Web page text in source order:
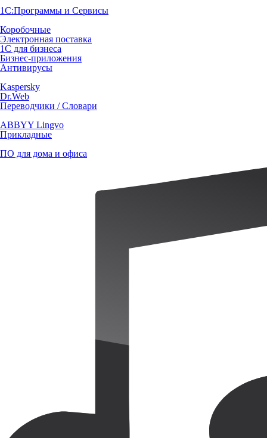
1С:Программы и Сервисы
Коробочные
Электронная поставка
1С для бизнеса
Бизнес-приложения
Антивирусы
Kaspersky
Dr.Web
Переводчики / Словари
ABBYY Lingvo
Прикладные
ПО для дома и офиса